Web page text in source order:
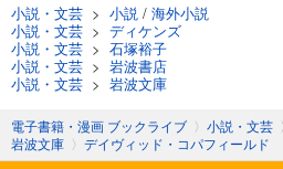
小説・文芸 > 小説 / 海外小説
小説・文芸 > ディケンズ
小説・文芸 > 石塚裕子
小説・文芸 > 岩波書店
小説・文芸 > 岩波文庫
電子書籍・漫画 ブックライブ 〉 小説・文芸 〉
岩波文庫 〉 デイヴィッド・コパフィールド